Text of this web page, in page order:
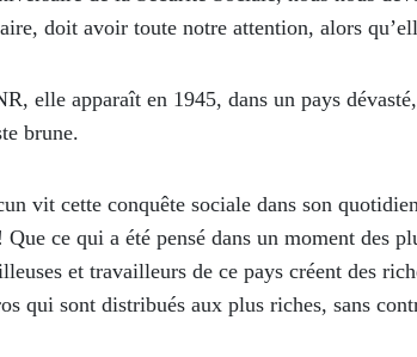
doit avoir toute notre attention, alors
elle apparaît en 1945, dans un pays
brune.
vit cette conquête sociale dans son
Que ce qui a été pensé dans un moment des
et travailleurs de ce pays créent des
qui sont distribués aux plus riches, sans